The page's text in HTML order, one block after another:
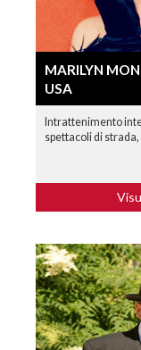
MARILYN
USA
Intrattenimento
spettacoli di